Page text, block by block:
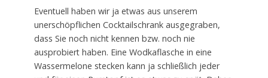
Eventuell haben wir ja etwas aus unserem
unerschöpflichen Cocktailschrank ausgegraben,
dass Sie noch nicht kennen bzw. noch nie
ausprobiert haben. Eine Wodkaflasche in eine
Wassermelone stecken kann ja schließlich jeder